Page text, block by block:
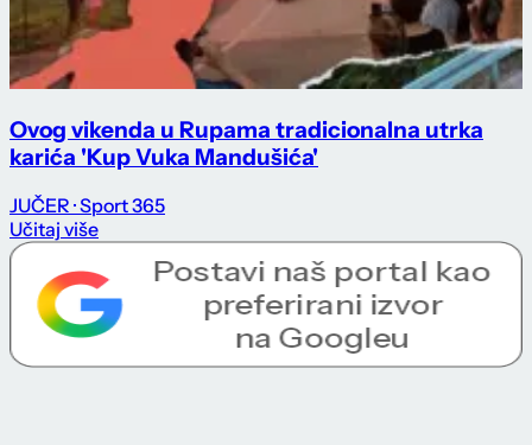
Ovog vikenda u Rupama tradicionalna utrka
karića 'Kup Vuka Mandušića'
JUČER · Sport 365
Učitaj više